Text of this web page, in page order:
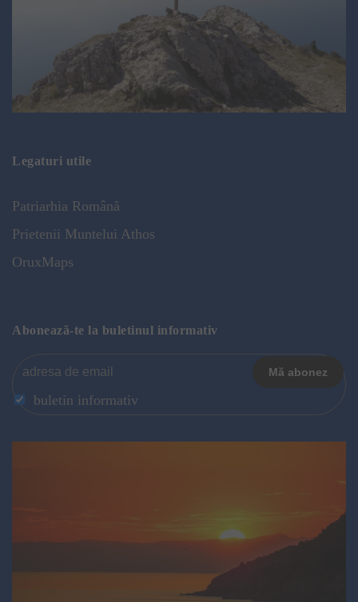
Legaturi utile
Patriarhia Română
Prietenii Muntelui Athos
OruxMaps
Abonează-te la buletinul informativ
buletin informativ